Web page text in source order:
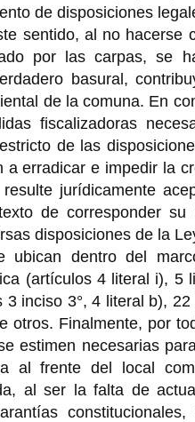
de disposiciones
sentido, al no hacerse
por las carpas, se
basural,
de la comuna. En
fiscalizadoras
de las
erradicar e impedir la
jurídicamente
de corresponder su
disposiciones de la
ubican dentro del
(artículos 4 literal i), 5
inciso 3°, 4 literal b),
otros. Finalmente, por
estimen necesarias
al frente del local
al ser la falta de
constitucionales,